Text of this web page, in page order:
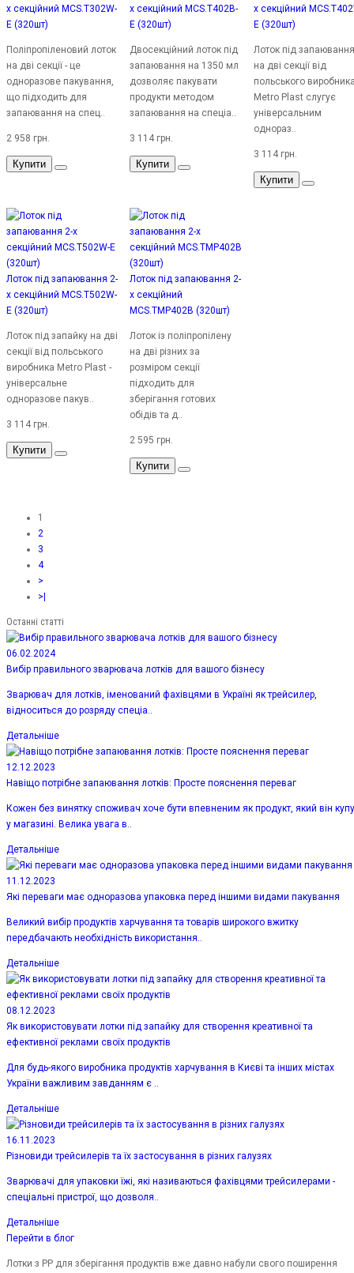
х секційний MCS.T302W-
E (320шт)
Поліпропіленовий лоток
на дві секції - це
одноразове пакування,
що підходить для
запаювання на спец..
2 958 грн.
Купити
х секційний MCS.T402B-
E (320шт)
Двосекційний лоток під
запаювання на 1350 мл
дозволяє пакувати
продукти методом
запаювання на спеціа..
3 114 грн.
Купити
х секційний
E (320шт)
Лоток під запаювання
на дві секції від
польського
Metro Plast слугує
універсальним
однораз..
3 114 грн.
Купити
Лоток під запаювання 2-
х секційний MCS.T502W-
E (320шт)
Лоток під запайку на дві
секції від польського
виробника Metro Plast -
універсальне
одноразове пакув..
3 114 грн.
Купити
Лоток під запаювання 2-
х секційний
MCS.TMP402B (320шт)
Лоток із поліпропілену
на дві різних за
розміром секції
підходить для
зберігання готових
обідів та д..
2 595 грн.
Купити
1
2
3
4
>
>|
Останні статті
06.02.2024
Вибір правильного зварювача лотків для вашого бізнесу
Зварювач для лотків, іменований фахівцями в Україні як трейсилер,
відноситься до розряду спеціа..
Детальніше
12.12.2023
Навіщо потрібне запаювання лотків: Просте пояснення переваг
Кожен без винятку споживач хоче бути впевненим як продукт, який він
у магазині. Велика увага в..
Детальніше
11.12.2023
Які переваги має одноразова упаковка перед іншими видами пакування
Великий вибір продуктів харчування та товарів широкого вжитку
передбачають необхідність використання..
Детальніше
08.12.2023
Як використовувати лотки під запайку для створення креативної та
ефективної реклами своїх продуктів
Для будь-якого виробника продуктів харчування в Києві та інших містах
України важливим завданням є ..
Детальніше
16.11.2023
Різновиди трейсилерів та їх застосування в різних галузях
Зварювачі для упаковки їжі, які називаються фахівцями трейсилерами -
спеціальні пристрої, що дозволя..
Детальніше
Перейти в блог
Лотки з PP для зберігання продуктів вже давно набули свого поширення